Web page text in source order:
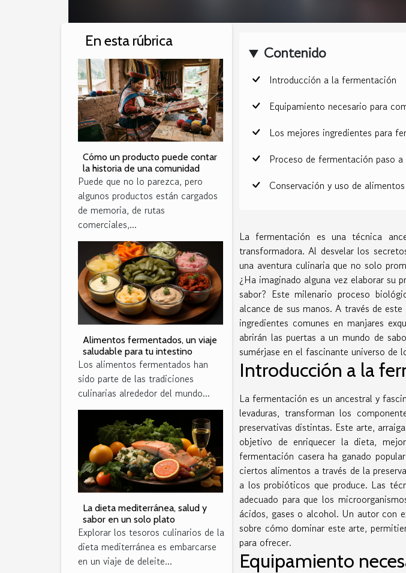
En esta rúbrica
Cómo un producto puede contar
la historia de una comunidad
Puede que no lo parezca, pero
algunos productos están cargados
de memoria, de rutas
comerciales,...
Alimentos fermentados, un viaje
saludable para tu intestino
Los alimentos fermentados han
sido parte de las tradiciones
culinarias alrededor del mundo...
La dieta mediterránea, salud y
sabor en un solo plato
Explorar los tesoros culinarios de la
dieta mediterránea es embarcarse
en un viaje de deleite...
Contenido
Introducción a la fermentación
Equipamiento necesario para
Los mejores ingredientes para
Proceso de fermentación paso a
Conservación y uso de
La fermentación es una técnica
transformadora. Al desvelar los
una aventura culinaria que no solo
¿Ha imaginado alguna vez elaborar su
sabor? Este milenario proceso
alcance de sus manos. A través de
ingredientes comunes en manjares
abrirán las puertas a un mundo de
sumérjase en el fascinante universo de
Introducción a la
La fermentación es un ancestral y
levaduras, transforman los
preservativas distintas. Este arte,
objetivo de enriquecer la dieta,
fermentación casera ha ganado
ciertos alimentos a través de la
a los probióticos que produce. Las
adecuado para que los
ácidos, gases o alcohol. Un autor con
sobre cómo dominar este arte,
para ofrecer.
Equipamiento